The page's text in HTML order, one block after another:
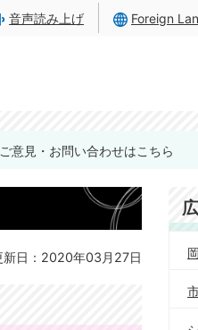
音声読み上げ Foreign
意見・お問い合わせはこちら
新日：2020年03月27日